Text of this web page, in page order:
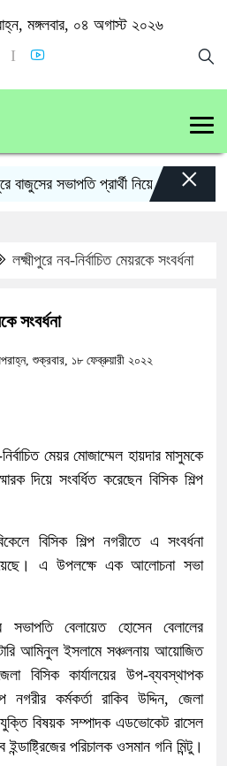
মঙ্গলবার, ০৪ অগাস্ট ২০২৬
সভাপতি প্রার্থী নিয়ে কৌতূহল×
লক্ষ্মীপুরে নব-নির্বাচিত মেয়রকে সংবর্ধনা
সংবর্ধনা
শুক্রবার, ১৮ ফেব্রুয়ারী ২০২২
মেয়র মোজাম্মেল হায়দার মাসুমকে
দিয়ে সংবর্ধিত করেছেন বিসিক শিল্প
বিসিক শিল্প নগরীতে এ সংবর্ধনা
এ উপলক্ষে এক আলোচনা সভা
সভাপতি বেলায়েত হোসেন বেলালের
আমিনুল ইসলামে সঞ্চলনায় আয়োজিত
বিসিক কার্যালয়ের উপ-ব্যবস্থাপক
নগরীর কর্মকর্তা রাকিব উদ্দিন, জেলা
বিষয়ক সম্পাদক এডভোকেট রাসেল
পরিচালক ওসমান গনি মিন্টু।